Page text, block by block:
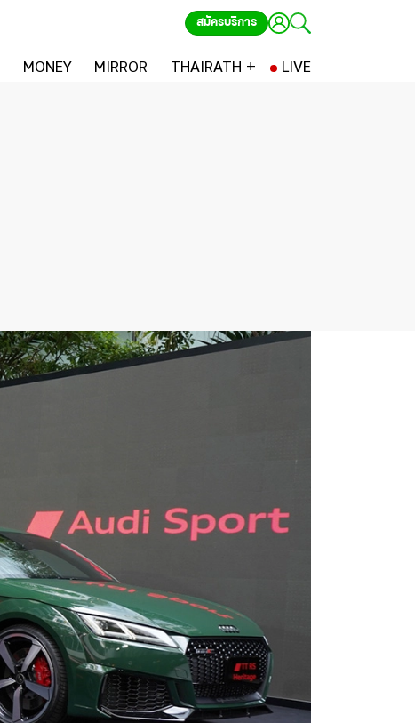
สมัครบริการ
MONEY MIRROR THAIRATH + LIVE